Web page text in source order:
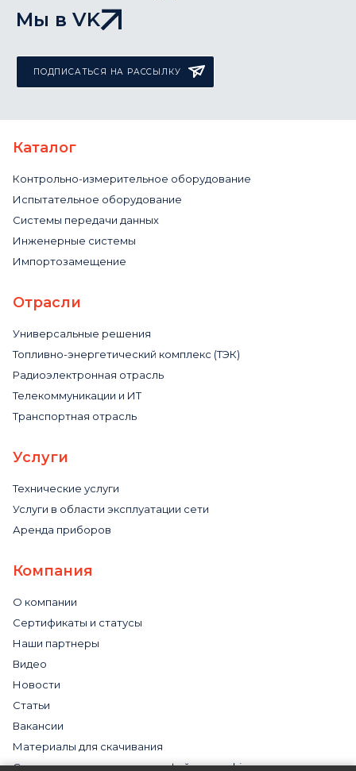
Мы в VK
ПОДПИСАТЬСЯ НА РАССЫЛКУ
Каталог
Контрольно-измерительное оборудование
Испытательное оборудование
Системы передачи данных
Инженерные системы
Импортозамещение
Отрасли
Универсальные решения
Топливно-энергетический комплекс (ТЭК)
Радиоэлектронная отрасль
Телекоммуникации и ИТ
Транспортная отрасль
Услуги
Технические услуги
Услуги в области эксплуатации сети
Аренда приборов
Компания
О компании
Сертификаты и статусы
Наши партнеры
Видео
Новости
Статьи
Вакансии
Материалы для скачивания
Cогласие на использование файлов cookies